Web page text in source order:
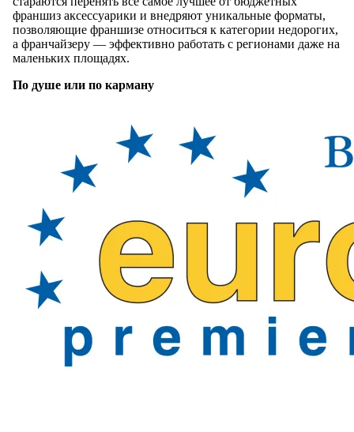
франшиз аксессуарики и внедряют уникальные форматы,
позволяющие франшизе относиться к категории недорогих,
а франчайзеру — эффективно работать с регионами даже на
маленьких площадях.
По душе или по карману